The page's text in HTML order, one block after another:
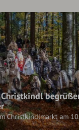
Christkindlmarkt am 10.